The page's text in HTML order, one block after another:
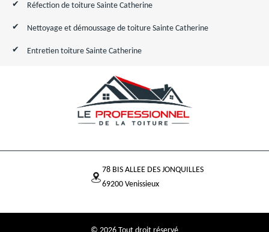
Réfection de toiture Sainte Catherine
Nettoyage et démoussage de toiture Sainte Catherine
Entretien toiture Sainte Catherine
78 BIS ALLEE DES JONQUILLES
69200 Venissieux